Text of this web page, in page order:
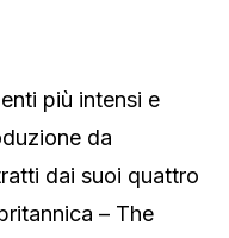
più intensi e
da
dai suoi quattro
– The